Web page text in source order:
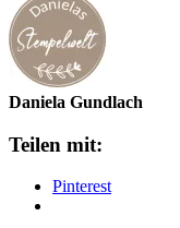
Daniela Gundlach
Teilen mit:
Pinterest